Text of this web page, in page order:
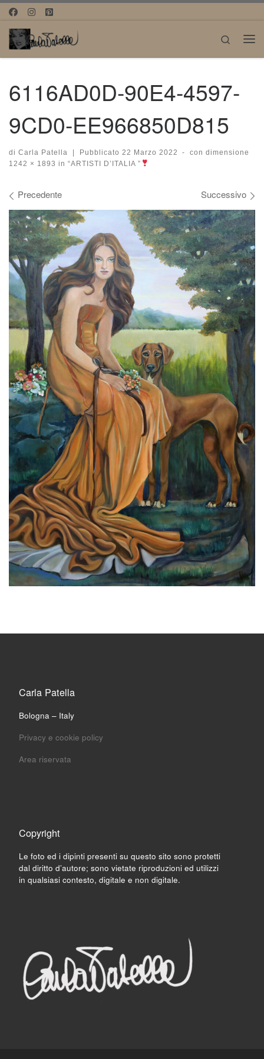
Passa al contenuto
Search
6116AD0D-90E4-4597-
9CD0-EE966850D815
di Carla Patella Pubblicato 22 Marzo 2022 -
con dimensione
1242 × 1893 in “ARTISTI D’ITALIA ”
Navigazione immagini
Precedente Successivo
Carla Patella
Bologna – Italy
Privacy e cookie policy
Area riservata
Copyright
Le foto ed i dipinti presenti su questo sito sono protetti
dal diritto d’autore; sono vietate riproduzioni ed utilizzi
in qualsiasi contesto, digitale e non digitale.